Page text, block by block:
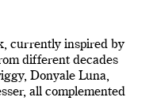
currently inspired by
different decades
Donyale Luna,
all complemented